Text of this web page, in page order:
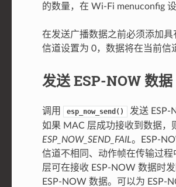
的数量，在 Wi-Fi menuconfig
在发送广播数据之前必须添加
信道设置为 0，数据将在当前信
发送 ESP-NOW 数据
调用 esp_now_send() 发送 ESP-
如果 MAC 层成功接收到数据，
ESP_NOW_SEND_FAIL。ESP-
信道不相同、动作帧在传输过
层可在接收 ESP-NOW 数据时
ESP-NOW 数据。可以为 ESP-